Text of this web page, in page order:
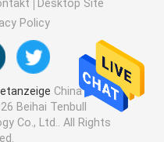
Desktop Site
Policy
China
Beihai Tenbull
Co., Ltd.. All Rights